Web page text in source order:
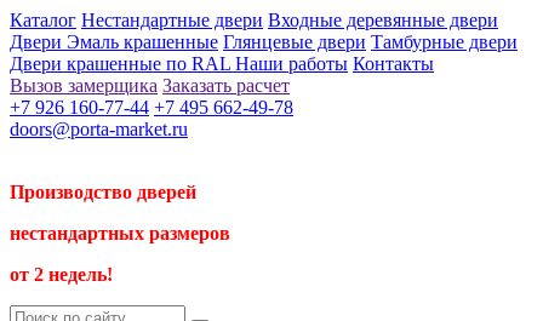
Каталог Нестандартные двери Входные деревянные двери
Двери Эмаль крашенные Глянцевые двери Тамбурные двери
Двери крашенные по RAL Наши работы Контакты
Вызов замерщика Заказать расчет
+7 926 160-77-44 +7 495 662-49-78
doors@porta-market.ru
Производство дверей
нестандартных размеров
от 2 недель!